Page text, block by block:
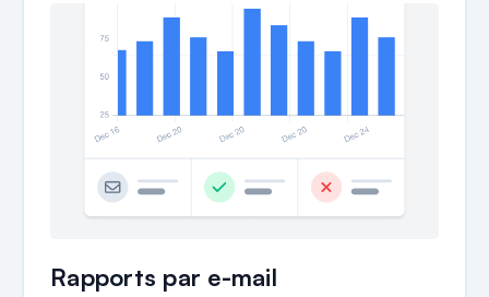
Rapports par e-mail